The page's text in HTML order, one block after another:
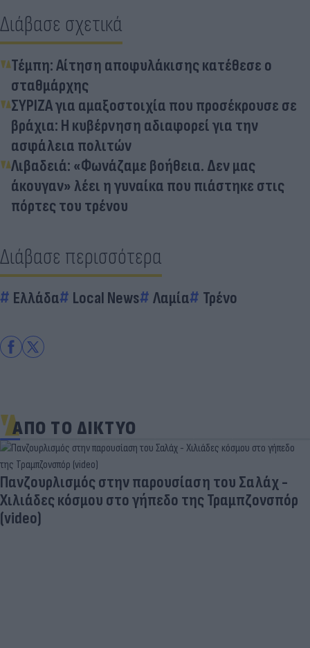
Διάβασε σχετικά
Τέμπη: Αίτηση αποφυλάκισης κατέθεσε ο
σταθμάρχης
ΣΥΡΙΖΑ για αμαξοστοιχία που προσέκρουσε σε
βράχια: Η κυβέρνηση αδιαφορεί για την
ασφάλεια πολιτών
Λιβαδειά: «Φωνάζαμε βοήθεια. Δεν μας
άκουγαν» λέει η γυναίκα που πιάστηκε στις
πόρτες του τρένου
Διάβασε περισσότερα
Ελλάδα Local News Λαμία Τρένο
ΑΠΟ ΤΟ ΔΙΚΤΥΟ
Πανζουρλισμός στην παρουσίαση του Σαλάχ -
Χιλιάδες κόσμου στο γήπεδο της Τραμπζονσπόρ
(video)